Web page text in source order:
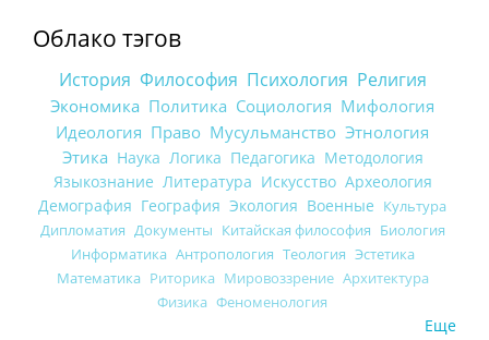
Облако тэгов
История Философия Психология Религия
Экономика Политика Социология Мифология
Идеология Право Мусульманство Этнология
Этика Наука Логика Педагогика Методология
Языкознание Литература Искусство Археология
Демография География Экология Военные Культура
Дипломатия Документы Китайская философия Биология
Информатика Антропология Теология Эстетика
Математика Риторика Мировоззрение Архитектура
Физика Феноменология
Еще